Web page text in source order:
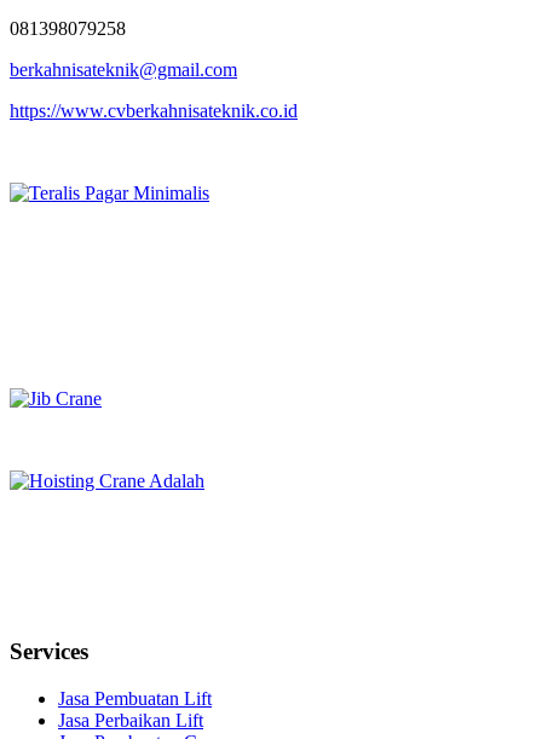
081398079258
berkahnisateknik@gmail.com
https://www.cvberkahnisateknik.co.id
Services
Jasa Pembuatan Lift
Jasa Perbaikan Lift